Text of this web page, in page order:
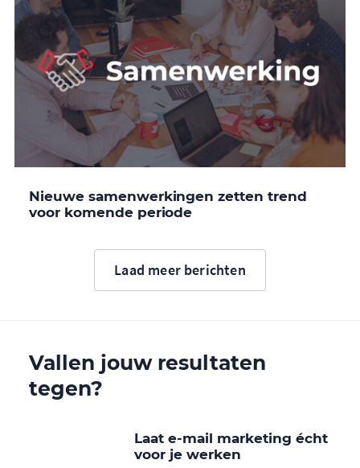
Nieuwe samenwerkingen zetten trend
voor komende periode
Laad meer berichten
Vallen jouw resultaten
tegen?
Laat e-mail marketing écht
voor je werken